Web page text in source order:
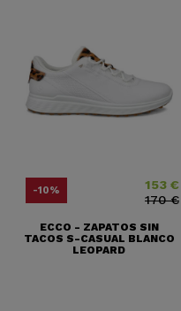
-10% Precio153 €
Precio base
170 €
ECCO - ZAPATOS SIN
TACOS S-CASUAL BLANCO
LEOPARD